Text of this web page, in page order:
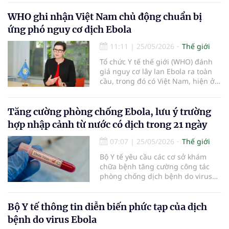
truyền qua biên giới. Hiện, bệnh
chưa có vaccine hoặc phương
pháp điều trị nào được phê duyệt.
WHO ghi nhận Việt Nam chủ động chuẩn bị
ứng phó nguy cơ dịch Ebola
11:11 | 25/05/2026
Thế giới
Tổ chức Y tế thế giới (WHO) đánh
giá nguy cơ lây lan Ebola ra toàn
cầu, trong đó có Việt Nam, hiện ở
việc tăng cường giám sát, truyền
thông nguy cơ và chuẩn bị năng
lực ứng phó trước diễn biến phức
tạp của đợt bùng phát bệnh do
virus Bundibugyo tại châu Phi.
Tăng cường phòng chống Ebola, lưu ý trường
hợp nhập cảnh từ nước có dịch trong 21 ngày
07:07 | 25/05/2026
Thế giới
Bộ Y tế yêu cầu các cơ sở khám
chữa bệnh tăng cường công tác
phòng chống dịch bệnh do virus
đang có dịch bệnh này trong vòng
Bộ Y tế thông tin diễn biến phức tạp của dịch
bệnh do virus Ebola